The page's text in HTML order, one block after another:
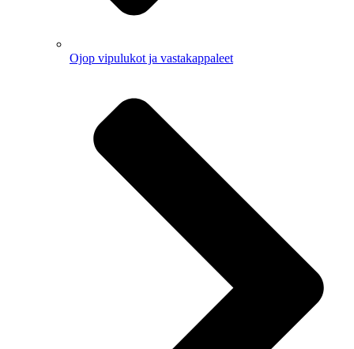
Ojop vipulukot ja vastakappaleet